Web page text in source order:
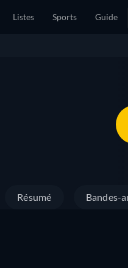
Listes Sports Guide
Résumé Bandes-